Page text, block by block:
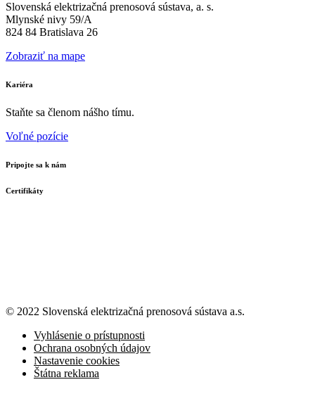
Slovenská elektrizačná prenosová sústava, a. s.
Mlynské nivy 59/A
824 84 Bratislava 26
Zobraziť na mape
Kariéra
Staňte sa členom nášho tímu.
Voľné pozície
Pripojte sa k nám
Certifikáty
© 2022 Slovenská elektrizačná prenosová sústava a.s.
Vyhlásenie o prístupnosti
Ochrana osobných údajov
Nastavenie cookies
Štátna reklama